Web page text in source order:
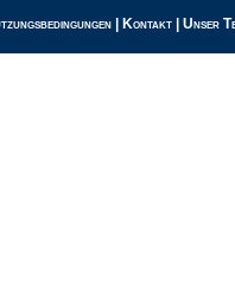
Kontakt Unser